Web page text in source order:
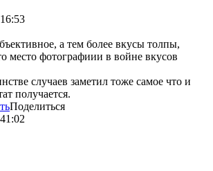
а тем более вкусы толпы,
место фотографиии в войне вкусов
случаев заметил тоже самое что и
получается.
Поделиться